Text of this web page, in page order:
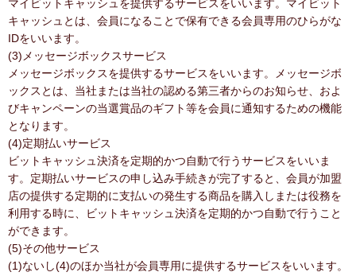
マイビットキャッシュを提供するサービスをいいます。マイビット
キャッシュとは、会員になることで保有できる会員専用のひらがな
IDをいいます。
(3)メッセージボックスサービス
メッセージボックスを提供するサービスをいいます。メッセージボ
ックスとは、当社または当社の認める第三者からのお知らせ、およ
びキャンペーンの当選賞品のギフト等を会員に通知するための機能
となります。
(4)定期払いサービス
ビットキャッシュ決済を定期的かつ自動で行うサービスをいいま
す。定期払いサービスの申し込み手続きが完了すると、会員が加盟
店の提供する定期的に支払いの発生する商品を購入しまたは役務を
利用する時に、ビットキャッシュ決済を定期的かつ自動で行うこと
ができます。
(5)その他サービス
(1)ないし(4)のほか当社が会員専用に提供するサービスをいいます。